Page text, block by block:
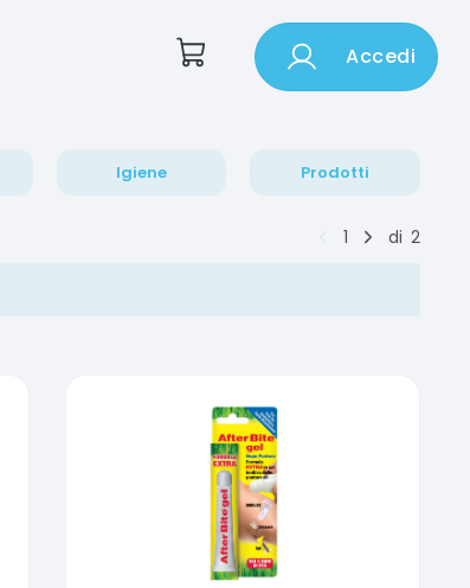
Accedi
Igiene Prodotti
1 di 2